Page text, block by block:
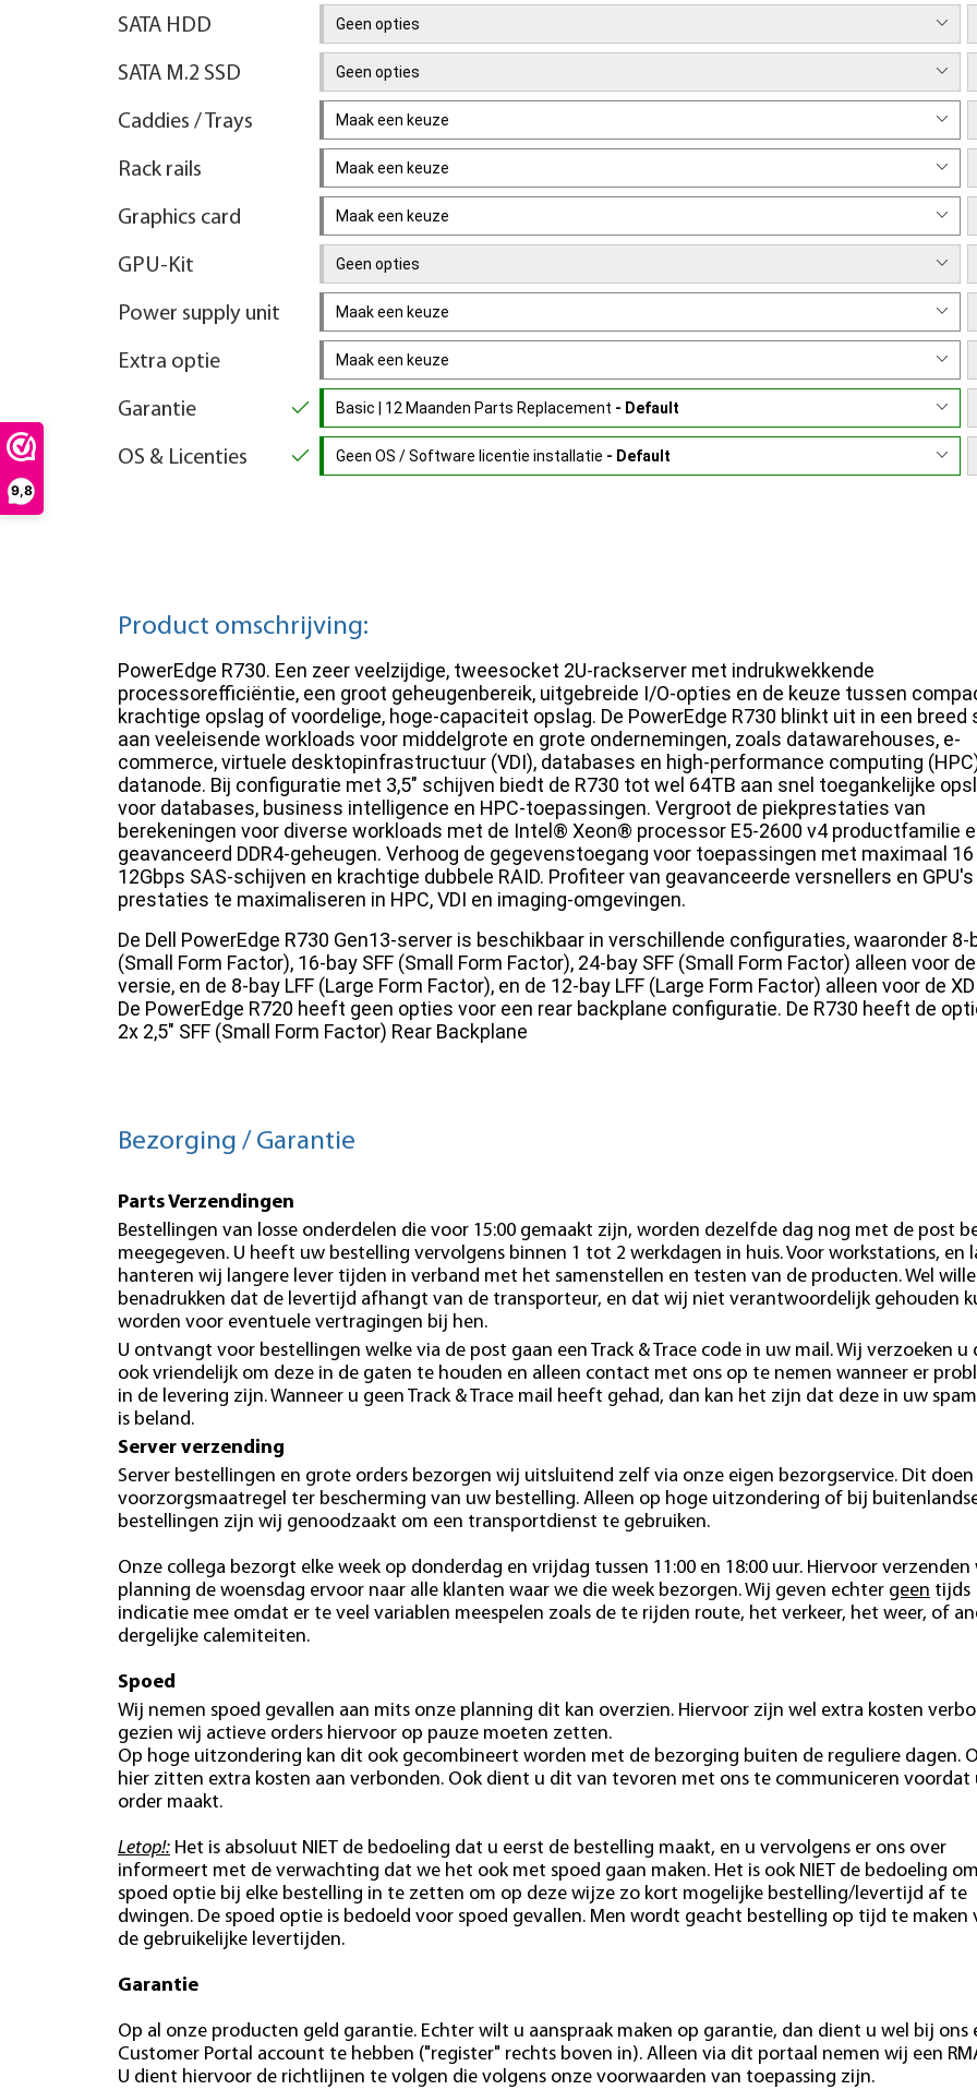
9,8
SATA HDD Geen opties
SATA M.2 SSD Geen opties
Caddies / Trays Maak een keuze
Rack rails Maak een keuze
Graphics card Maak een keuze
GPU-Kit Geen opties
Power supply unit Maak een keuze
Extra optie Maak een keuze
Garantie Basic | 12 Maanden Parts Replacement - Default
OS & Licenties Geen OS / Software licentie installatie - Default
Product omschrijving:
PowerEdge R730. Een zeer veelzijdige, tweesocket 2U-rackserver met indrukwekkende
processorefficiëntie, een groot geheugenbereik, uitgebreide I/O-opties en de keuze tussen
krachtige opslag of voordelige, hoge-capaciteit opslag. De PowerEdge R730 blinkt uit in een breed
aan veeleisende workloads voor middelgrote en grote ondernemingen, zoals datawarehouses, e-
commerce, virtuele desktopinfrastructuur (VDI), databases en high-performance computing
datanode. Bij configuratie met 3,5" schijven biedt de R730 tot wel 64TB aan snel toegankelijke
voor databases, business intelligence en HPC-toepassingen. Vergroot de piekprestaties van
berekeningen voor diverse workloads met de Intel® Xeon® processor E5-2600 v4 productfamilie
geavanceerd DDR4-geheugen. Verhoog de gegevenstoegang voor toepassingen met maximaal 16
12Gbps SAS-schijven en krachtige dubbele RAID. Profiteer van geavanceerde versnellers en
prestaties te maximaliseren in HPC, VDI en imaging-omgevingen.
De Dell PowerEdge R730 Gen13-server is beschikbaar in verschillende configuraties, waaronder 8-
(Small Form Factor), 16-bay SFF (Small Form Factor), 24-bay SFF (Small Form Factor) alleen voor
versie, en de 8-bay LFF (Large Form Factor), en de 12-bay LFF (Large Form Factor) alleen voor de
De PowerEdge R720 heeft geen opties voor een rear backplane configuratie. De R730 heeft de
2x 2,5" SFF (Small Form Factor) Rear Backplane
Bezorging / Garantie
Parts Verzendingen
Bestellingen van losse onderdelen die voor 15:00 gemaakt zijn, worden dezelfde dag nog met de post
meegegeven. U heeft uw bestelling vervolgens binnen 1 tot 2 werkdagen in huis. Voor workstations, en
hanteren wij langere lever tijden in verband met het samenstellen en testen van de producten. Wel
benadrukken dat de levertijd afhangt van de transporteur, en dat wij niet verantwoordelijk gehouden
worden voor eventuele vertragingen bij hen.
U ontvangt voor bestellingen welke via de post gaan een Track & Trace code in uw mail. Wij verzoeken u
ook vriendelijk om deze in de gaten te houden en alleen contact met ons op te nemen wanneer er
in de levering zijn. Wanneer u geen Track & Trace mail heeft gehad, dan kan het zijn dat deze in uw
is beland.
Server verzending
Server bestellingen en grote orders bezorgen wij uitsluitend zelf via onze eigen bezorgservice. Dit
voorzorgsmaatregel ter bescherming van uw bestelling. Alleen op hoge uitzondering of bij
bestellingen zijn wij genoodzaakt om een transportdienst te gebruiken.
Onze collega bezorgt elke week op donderdag en vrijdag tussen 11:00 en 18:00 uur. Hiervoor verzenden
planning de woensdag ervoor naar alle klanten waar we die week bezorgen. Wij geven echter geen tijds
indicatie mee omdat er te veel variablen meespelen zoals de te rijden route, het verkeer, het weer, of
dergelijke calemiteiten.
Spoed
Wij nemen spoed gevallen aan mits onze planning dit kan overzien. Hiervoor zijn wel extra kosten
gezien wij actieve orders hiervoor op pauze moeten zetten.
Op hoge uitzondering kan dit ook gecombineert worden met de bezorging buiten de reguliere dagen.
hier zitten extra kosten aan verbonden. Ook dient u dit van tevoren met ons te communiceren voordat
order maakt.
Letop!: Het is absoluut NIET de bedoeling dat u eerst de bestelling maakt, en u vervolgens er ons over
informeert met de verwachting dat we het ook met spoed gaan maken. Het is ook NIET de bedoeling
spoed optie bij elke bestelling in te zetten om op deze wijze zo kort mogelijke bestelling/levertijd af te
dwingen. De spoed optie is bedoeld voor spoed gevallen. Men wordt geacht bestelling op tijd te maken
de gebruikelijke levertijden.
Garantie
Op al onze producten geld garantie. Echter wilt u aanspraak maken op garantie, dan dient u wel bij ons
Customer Portal account te hebben ("register" rechts boven in). Alleen via dit portaal nemen wij een
U dient hiervoor de richtlijnen te volgen die volgens onze voorwaarden van toepassing zijn.